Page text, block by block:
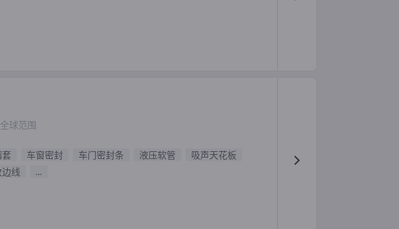
全球范围
车窗密封 车门密封条 液压软管
吸声天花板
边线 ...